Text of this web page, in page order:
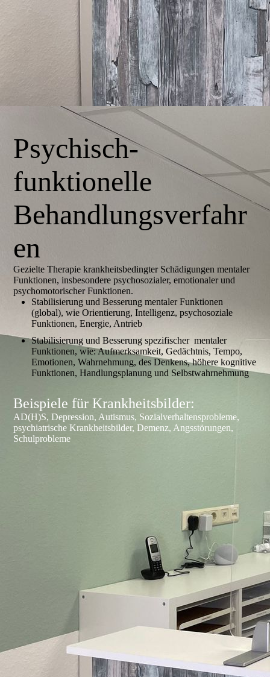
Psychisch-
funktionelle
Behandlungsverfahr
en
Gezielte Therapie krankheitsbedingter Schädigungen mentaler
Funktionen, insbesondere psychosozialer, emotionaler und
psychomotorischer Funktionen.
Stabilisierung und Besserung mentaler Funktionen
(global), wie Orientierung, Intelligenz, psychosoziale
Funktionen, Energie, Antrieb
Stabilisierung und Besserung spezifischer mentaler
Funktionen, wie: Aufmerksamkeit, Gedächtnis, Tempo,
Emotionen, Wahrnehmung, des Denkens, höhere kognitive
Funktionen, Handlungsplanung und Selbstwahrnehmung
Beispiele für Krankheitsbilder:
AD(H)S, Depression, Autismus, Sozialverhaltensprobleme,
psychiatrische Krankheitsbilder, Demenz, Angsstörungen,
Schulprobleme